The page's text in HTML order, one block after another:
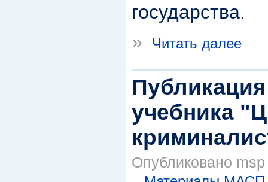
государства.
»
Читать далее
учебника
Опубликовано